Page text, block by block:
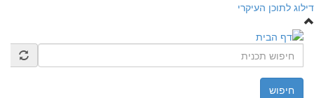
דילוג לתוכן העיקרי
חיפוש